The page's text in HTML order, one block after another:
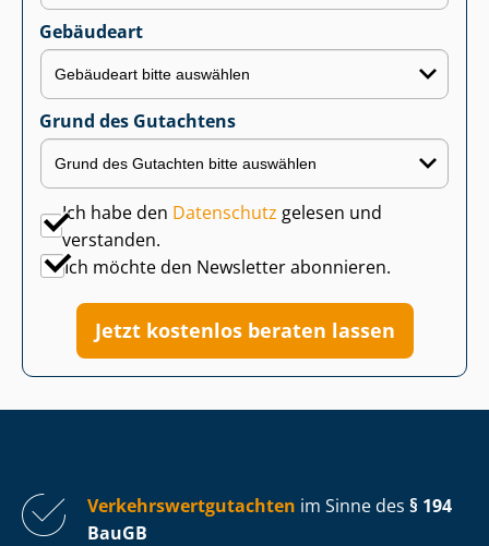
Gebäudeart
Grund des Gutachtens
Ich habe den Datenschutz gelesen und
verstanden.
Ich möchte den Newsletter abonnieren.
Jetzt kostenlos beraten lassen
Ver­kehrs­wert­gut­ach­ten im Sinne des § 194
BauGB